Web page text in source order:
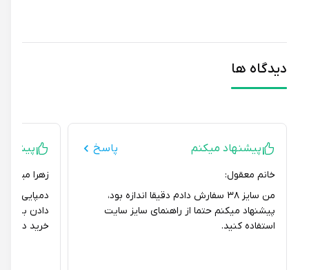
دیدگاه ها
پیشنهاد میکنم پاسخ
خانم معقول:
من سایز ۳۸ سفارش دادم دقیقا اندازه بود،
پیشنهاد میکنم حتما از راهنمای سایز سایت
استفاده کنید.
پیشنهاد
زهرا میرزایی
دمپایی پایون
دادن به
خرید داره.